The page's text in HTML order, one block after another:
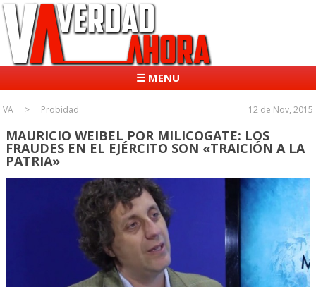
☰ MENU
VA Probidad 12 de Nov, 2015
MAURICIO WEIBEL POR MILICOGATE: LOS
FRAUDES EN EL EJÉRCITO SON «TRAICIÓN A LA
PATRIA»